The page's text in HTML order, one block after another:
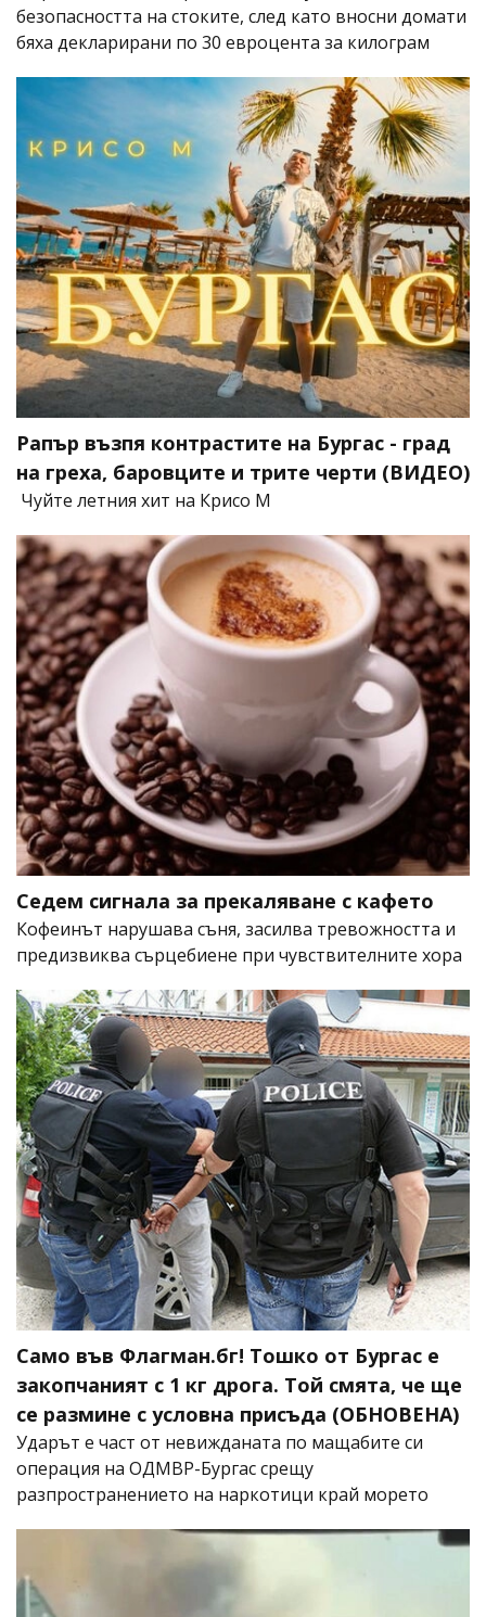
безопасността на стоките, след като вносни домати
бяха декларирани по 30 евроцента за килограм
Рапър възпя контрастите на Бургас - град
на греха, баровците и трите черти (ВИДЕО)
Чуйте летния хит на Крисо М
Седем сигнала за прекаляване с кафето
Кофеинът нарушава съня, засилва тревожността и
предизвиква сърцебиене при чувствителните хора
Само във Флагман.бг! Тошко от Бургас е
закопчаният с 1 кг дрога. Той смята, че ще
се размине с условна присъда (ОБНОВЕНА)
Ударът е част от невижданата по мащабите си
операция на ОДМВР-Бургас срещу
разпространението на наркотици край морето